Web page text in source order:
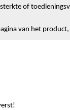
of
van het